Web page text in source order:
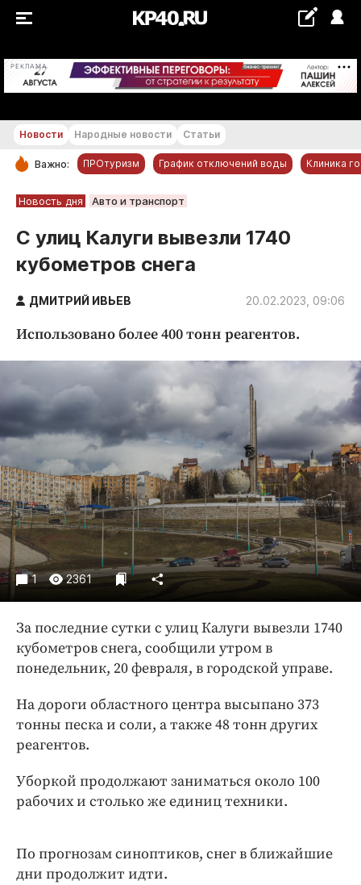
РЕКЛАМА +25...+26 °С
РУБРИКИ
Обнинск
Новости компаний
Статьи
Народные новости
Авто и транспорт
Криминал
Культура
Недвижимость и ЖКХ
Образование
Общество
Погода
Праздники
Происшествия
Спорт
Экономика и бизнес
ПРОЕКТЫ
Блоги
Издания
Медиаперсона
Интересное чтиво
Клиника года
Бренд года
Работодатель года
Новости Народные новости Статьи
Важно: ПРОтуризм График отключений воды Клиника
Новость дня Авто и транспорт
С улиц Калуги вывезли 1740
кубометров снега
ДМИТРИЙ ИВЬЕВ 20.02.2023, 09:06
Использовано более 400 тонн реагентов.
1 2361
За последние сутки с улиц Калуги вывезли 1740
кубометров снега, сообщили утром в
понедельник, 20 февраля, в городской управе.
На дороги областного центра высыпано 373
тонны песка и соли, а также 48 тонн других
реагентов.
Уборкой продолжают заниматься около 100
рабочих и столько же единиц техники.
По прогнозам синоптиков, снег в ближайшие
дни продолжит идти.